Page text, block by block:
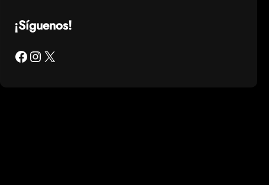
¡Síguenos!
Facebook Instagram X